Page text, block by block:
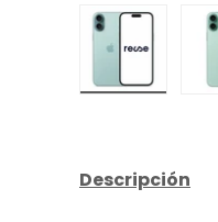
Descripción